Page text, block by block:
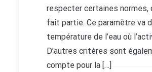
respecter certaines normes,
fait partie. Ce paramètre va
température de l’eau où
D’autres critères sont
compte pour la […]